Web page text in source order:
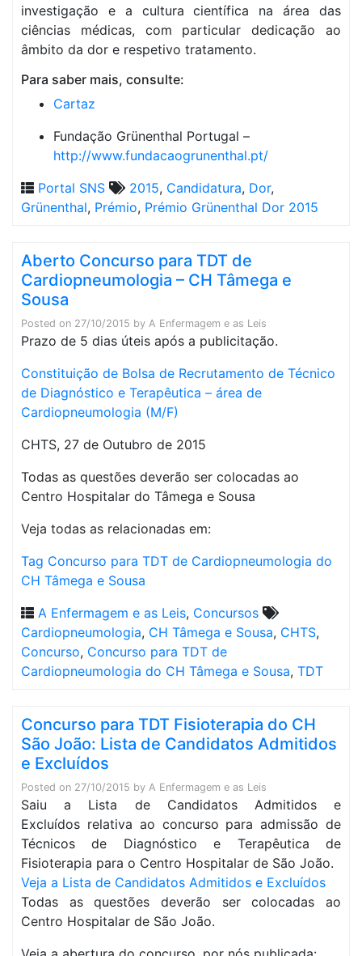
investigação e a cultura científica na área das
ciências médicas, com particular dedicação ao
âmbito da dor e respetivo tratamento.
Para saber mais, consulte:
Cartaz
Fundação Grünenthal Portugal –
http://www.fundacaogrunenthal.pt/
Portal SNS
2015, Candidatura, Dor,
Grünenthal, Prémio, Prémio Grünenthal Dor 2015
Aberto Concurso para TDT de
Cardiopneumologia – CH Tâmega e
Sousa
Posted on 27/10/2015 by A Enfermagem e as Leis
Prazo de 5 dias úteis após a publicitação.
Constituição de Bolsa de Recrutamento de Técnico
de Diagnóstico e Terapêutica – área de
Cardiopneumologia (M/F)
CHTS, 27 de Outubro de 2015
Todas as questões deverão ser colocadas ao
Centro Hospitalar do Tâmega e Sousa
Veja todas as relacionadas em:
Tag Concurso para TDT de Cardiopneumologia do
CH Tâmega e Sousa
A Enfermagem e as Leis, Concursos
Cardiopneumologia, CH Tâmega e Sousa, CHTS,
Concurso, Concurso para TDT de
Cardiopneumologia do CH Tâmega e Sousa, TDT
Concurso para TDT Fisioterapia do CH
São João: Lista de Candidatos Admitidos
e Excluídos
Posted on 27/10/2015 by A Enfermagem e as Leis
Saiu a Lista de Candidatos Admitidos e
Excluídos relativa ao concurso para admissão de
Técnicos de Diagnóstico e Terapêutica de
Fisioterapia para o Centro Hospitalar de São João.
Veja a Lista de Candidatos Admitidos e Excluídos
Todas as questões deverão ser colocadas ao
Centro Hospitalar de São João.